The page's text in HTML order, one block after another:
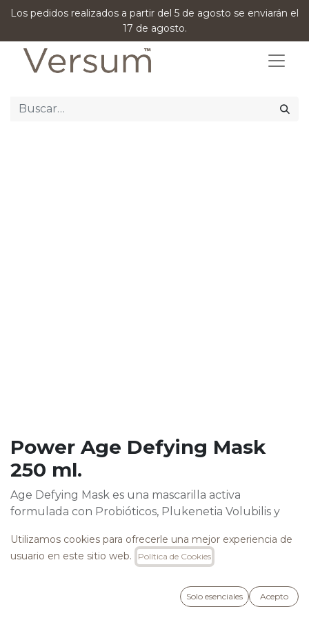
Los pedidos realizados a partir del 5 de agosto se enviarán el
17 de agosto.
Power Age Defying Mask
250 ml.
Age Defying Mask es una mascarilla activa
formulada con Probióticos, Plukenetia Volubilis y
nutre para aportar volumen y rejuvenecer el
cabello, sin apelmazar.
Utilizamos cookies para ofrecerle una mejor experiencia de
usuario en este sitio web.
Política de Cookies
Solo esenciales Acepto